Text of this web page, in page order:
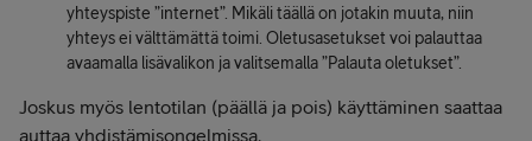
yhteyspiste ”internet”. Mikäli täällä on jotakin muuta, niin
yhteys ei välttämättä toimi. Oletusasetukset voi palauttaa
avaamalla lisävalikon ja valitsemalla ”Palauta oletukset”.
Joskus myös lentotilan (päällä ja pois) käyttäminen saattaa
auttaa yhdistämisongelmissa.